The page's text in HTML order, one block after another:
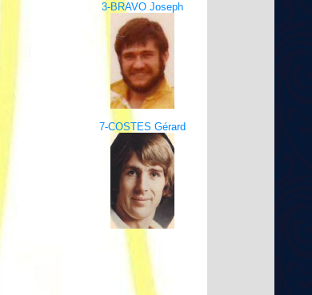
3-BRAVO Joseph
7-COSTES Gérard